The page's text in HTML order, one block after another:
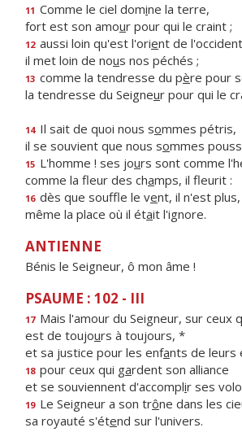
11 Comme le ciel domine la terre,
fort est son amour pour qui le craint ;
12 aussi loin qu'est l'orient de
il met loin de nous nos péchés ;
13 comme la tendresse du père pour
la tendresse du Seigneur pour qui le
14 Il sait de quoi nous sommes pétris,
il se souvient que nous sommes
15 L'homme ! ses jours sont comme
comme la fleur des champs, il fleurit :
16 dès que souffle le vent, il n'est plus,
même la place où il était l'ignore.
ANTIENNE
Bénis le Seigneur, ô mon âme !
PSAUME : 102 - III
17 Mais l'amour du Seigneur, sur ceux
est de toujours à toujours, *
et sa justice pour les enfants de leurs
18 pour ceux qui gardent son alliance
et se souviennent d'accomplir ses
19 Le Seigneur a son trône dans les
sa royauté s'étend sur l'univers.